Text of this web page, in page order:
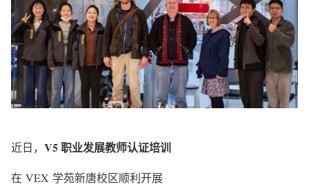
近日， V5 职业发展教师认证培训
在 VEX 学苑新唐校区顺利开展